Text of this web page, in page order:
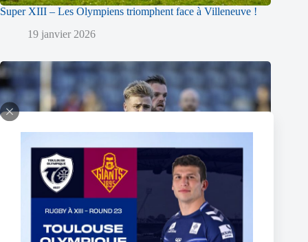
Super XIII – Les Olympiens triomphent face à Villeneuve !
19 janvier 2026